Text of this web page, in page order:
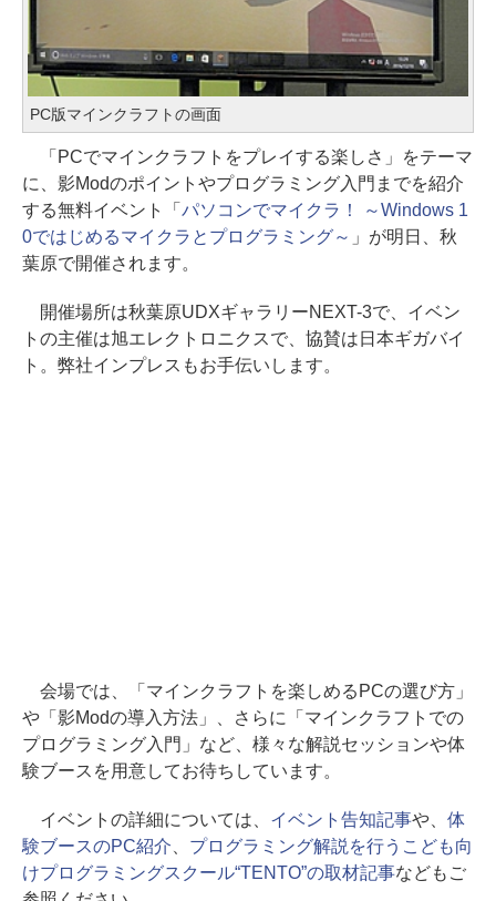
PC版マインクラフトの画面
「PCでマインクラフトをプレイする楽しさ」をテーマ
に、影Modのポイントやプログラミング入門までを紹介
する無料イベント「 パソコンでマイクラ！ ～Windows 1
0ではじめるマイクラとプログラミング～ 」が明日、秋
葉原で開催されます。
開催場所は秋葉原UDXギャラリーNEXT-3で、イベン
トの主催は旭エレクトロニクスで、協賛は日本ギガバイ
ト。弊社インプレスもお手伝いします。
会場では、「マインクラフトを楽しめるPCの選び方」
や「影Modの導入方法」、さらに「マインクラフトでの
プログラミング入門」など、様々な解説セッションや体
験ブースを用意してお待ちしています。
イベントの詳細については、 イベント告知記事や、 体
験ブースのPC紹介
プログラミング解説を行うこども向
けプログラミングスクール“TENTO”の取材記事などもご